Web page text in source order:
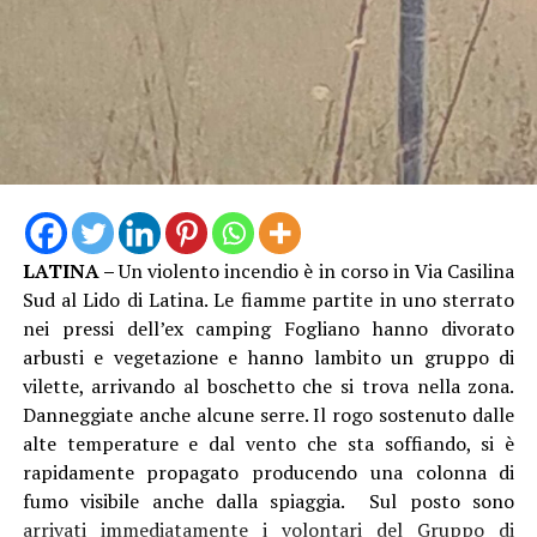
abilmente occultata tra la fitta vegetazione, una vera e
propria raffineria di cocaina. Al suo interno i Carabinieri
hanno individuato un laboratorio per il taglio e il
confezionamento della droga, allestito con bilance,
setacci, forni a microonde, macchine per il sottovuoto e
presse utilizzate per la creazione dei singoli pacchi di
Nel laboratorio sono stati inoltre rinvenuti e messi in
sicurezza: due secchi in plastica contenenti
rispettivamente 4,8 kg e 4 kg di cocaina in fase di
raffinazione, un ingente quantitativo di sostanze da
taglio, 27 sacchi di pellet da 15 kg ciascuno,
verosimilmente intrisi di stupefacente e oggetto di
lavorazione, diversi recipienti contenenti solventi e
setacci utilizzati per l’estrazione chimica della sostanza
dal pellet, oltre ai residui delle lavorazioni già
effettuate.
LATINA –Un violento incendio è in corso in Via Casilina
Sud al Lido di Latina. Le fiamme partite in uno sterrato
nei pressi dell’ex camping Fogliano hanno divorato
arbusti e vegetazione e hanno lambito un gruppo di
vilette, arrivando al boschetto che si trova nella zona.
Danneggiate anche alcune serre. Il rogo sostenuto dalle
alte temperature e dal vento che sta soffiando, si è
rapidamente propagato producendo una colonna di
fumo visibile anche dalla spiaggia. Sul posto sono
arrivati immediatamente i volontari del Gruppo di